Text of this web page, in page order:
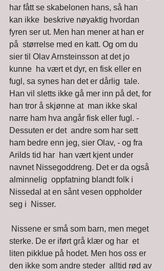
har fått se skabelonen hans, så han
kan ikke  beskrive nøyaktig hvordan
fyren ser ut. Men han mener at han er
på  størrelse med en katt. Og om du
sier til Olav Arnsteinsson at det jo
kunne  ha vært et dyr, en fisk eller en
fugl, sa synes han det er dårlig  tale.
Han vil sletts ikke gå mer inn på det, for
han tror å skjønne at  man ikke skal
narre ham hva angår fisk eller fugl. -
Dessuten er det  andre som har sett
ham bedre enn jeg, sier Olav, - og fra
Arilds tid har  han vært kjent under
navnet Nissegoddreng. Det er da også
alminnelig  oppfatning blandt folk i
Nissedal at en sånt vesen oppholder
seg i  Nisser.
sterke. De er iført grå klær og har  et
liten pikklue på hodet. Men hos oss er
den ikke som andre steder  alltid rød av